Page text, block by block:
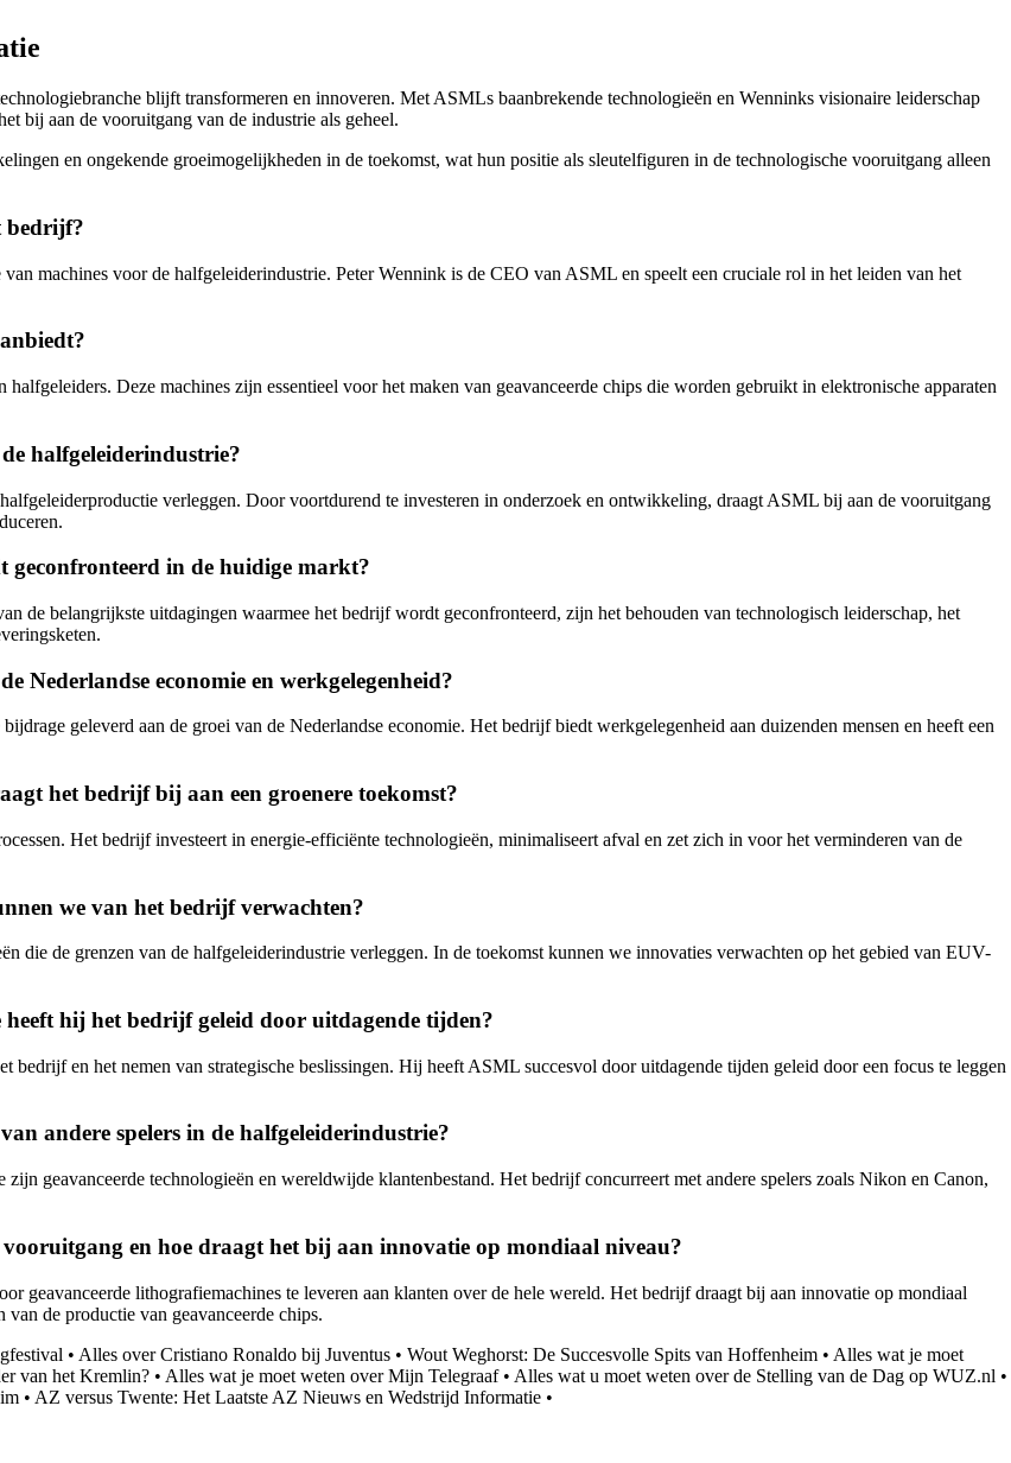
blijft transformeren en innoveren. Met ASMLs baanbrekende technologieën en Wenninks visionaire leiderschap
bij aan de vooruitgang van de industrie als geheel.
en ongekende groeimogelijkheden in de toekomst, wat hun positie als sleutelfiguren in de technologische vooruitgang alleen
bedrijf?
machines voor de halfgeleiderindustrie. Peter Wennink is de CEO van ASML en speelt een cruciale rol in het leiden van het
Deze machines zijn essentieel voor het maken van geavanceerde chips die worden gebruikt in elektronische apparaten
halfgeleiderindustrie?
verleggen. Door voortdurend te investeren in onderzoek en ontwikkeling, draagt ASML bij aan de vooruitgang
in de huidige markt?
de belangrijkste uitdagingen waarmee het bedrijf wordt geconfronteerd, zijn het behouden van technologisch leiderschap, het
Nederlandse economie en werkgelegenheid?
geleverd aan de groei van de Nederlandse economie. Het bedrijf biedt werkgelegenheid aan duizenden mensen en heeft een
het bedrijf bij aan een groenere toekomst?
Het bedrijf investeert in energie-efficiënte technologieën, minimaliseert afval en zet zich in voor het verminderen van de
we van het bedrijf verwachten?
die de grenzen van de halfgeleiderindustrie verleggen. In de toekomst kunnen we innovaties verwachten op het gebied van EUV-
hij het bedrijf geleid door uitdagende tijden?
en het nemen van strategische beslissingen. Hij heeft ASML succesvol door uitdagende tijden geleid door een focus te leggen
andere spelers in de halfgeleiderindustrie?
geavanceerde technologieën en wereldwijde klantenbestand. Het bedrijf concurreert met andere spelers zoals Nikon en Canon,
en hoe draagt het bij aan innovatie op mondiaal niveau?
geavanceerde lithografiemachines te leveren aan klanten over de hele wereld. Het bedrijf draagt bij aan innovatie op mondiaal
de productie van geavanceerde chips.
• Alles over Cristiano Ronaldo bij Juventus • Wout Weghorst: De Succesvolle Spits van Hoffenheim • Alles wat je moet
van het Kremlin? • Alles wat je moet weten over Mijn Telegraaf• Alles wat u moet weten over de Stelling van de Dag op WUZ.nl •
• AZ versus Twente: Het Laatste AZ Nieuws en Wedstrijd Informatie •